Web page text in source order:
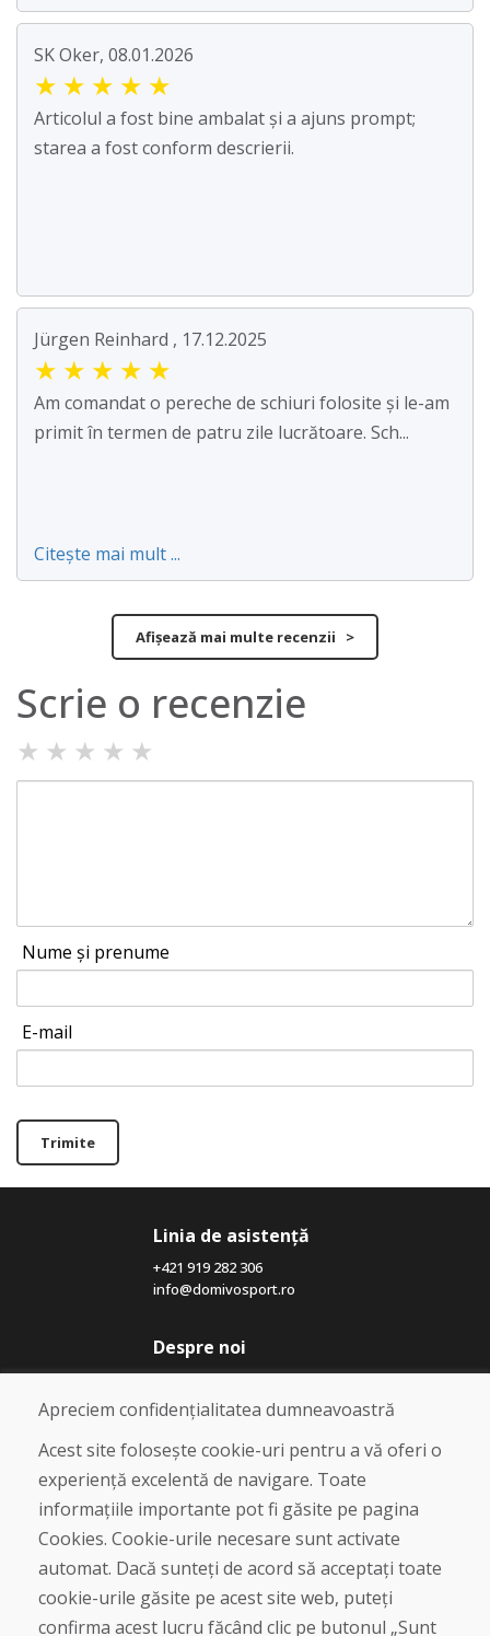
SK Oker, 08.01.2026
★ ★ ★ ★ ★
Articolul a fost bine ambalat și a ajuns prompt;
starea a fost conform descrierii.
Jürgen Reinhard , 17.12.2025
★ ★ ★ ★ ★
Am comandat o pereche de schiuri folosite și le-am
primit în termen de patru zile lucrătoare. Sch...
Citește mai mult ...
Afișează mai multe recenzii >
Scrie o recenzie
★ ★ ★ ★ ★
Nume și prenume
E-mail
Trimite
Linia de asistență
+421 919 282 306
info@domivosport.ro
Despre noi
Blog
Despre noi
Magazin
Contact
Cumpărare
Magazin online
Livrare și plată
Plângere
Retur și schimb de mărfuri
Apreciem confidențialitatea dumneavoastră
Acest site folosește cookie-uri pentru a vă oferi o
experiență excelentă de navigare. Toate
informațiile importante pot fi găsite pe pagina
Cookies. Cookie-urile necesare sunt activate
automat. Dacă sunteți de acord să acceptați toate
cookie-urile găsite pe acest site web, puteți
confirma acest lucru făcând clic pe butonul „Sunt